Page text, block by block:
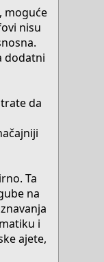
moguće
nisu
dodatni
da
Ta
na
i
ajete,